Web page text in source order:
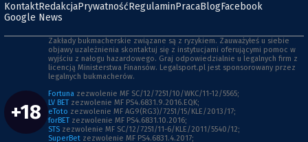
KontaktRedakcjaPrywatnośćRegulaminPracaBlogFacebook
Google News
+18
Zakłady bukmacherskie związane są z ryzykiem. Zauważyłeś u siebie
objawy uzależnienia skontaktuj się z instytucjami oferującymi pomoc w
wyjściu z nałogu hazardowego. Graj odpowiedzialnie u legalnych firm z
licencją Ministerstwa Finansów. Legalsport.pl jest sponsorowany przez
legalnych bukmacherów.
Fortuna zezwolenie MF SC/12/7251/10/WKC/11-12/5565;
LV BET zezwolenie MF PS4.6831.9.2016.EQK;
eToto zezwolenie MF AG9(RG3)/7251/15/KLE/2013/17;
forBET zezwolenie MF PS4.6831.10.2016;
STS zezwolenie MF SC/12/7251/11-6/KLE/2011/5540/12;
SuperBet zezwolenie MF PS4.6831.4.2017;